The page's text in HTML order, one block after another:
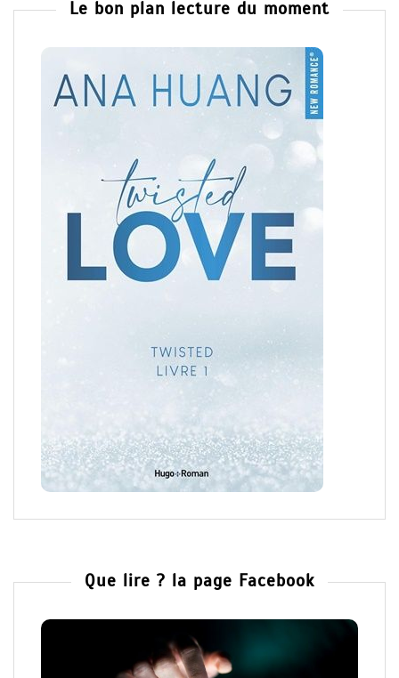
Le bon plan lecture du moment
Que lire ? la page Facebook